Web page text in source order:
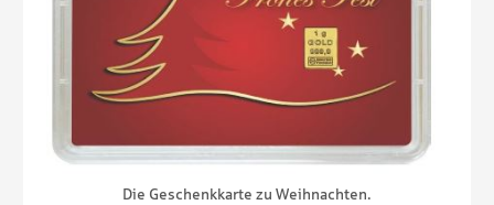
Die Geschenkkarte zu Weihnachten.